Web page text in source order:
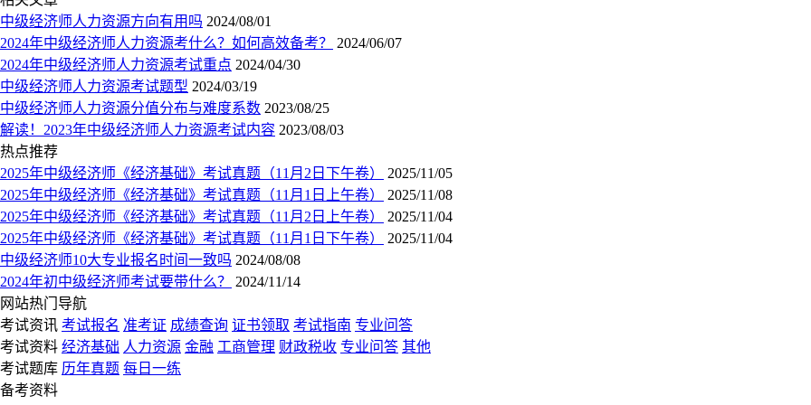
中级经济师人力资源方向有用吗 2024/08/01
2024年中级经济师人力资源考什么？如何高效备考？
2024/06/07
2024年中级经济师人力资源考试重点 2024/04/30
中级经济师人力资源考试题型 2024/03/19
中级经济师人力资源分值分布与难度系数 2023/08/25
解读！2023年中级经济师人力资源考试内容 2023/08/03
热点推荐
2025年中级经济师《经济基础》考试真题（11月2日下午卷）
2025/11/05
2025年中级经济师《经济基础》考试真题（11月1日上午卷）
2025/11/08
2025年中级经济师《经济基础》考试真题（11月2日上午卷）
2025/11/04
2025年中级经济师《经济基础》考试真题（11月1日下午卷）
2025/11/04
中级经济师10大专业报名时间一致吗 2024/08/08
2024年初中级经济师考试要带什么？
2024/11/14
网站热门导航
考试资讯 考试报名 准考证 成绩查询 证书领取 考试指南 专业问答
考试资料 经济基础 人力资源 金融 工商管理 财政税收 专业问答 其他
考试题库 历年真题 每日一练
备考资料